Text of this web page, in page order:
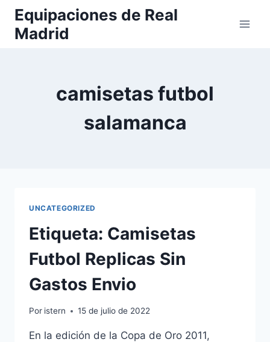
Saltar
contenido
Equipaciones de Real
Madrid
camisetas futbol
salamanca
UNCATEGORIZED
Etiqueta: Camisetas
Futbol Replicas Sin
Gastos Envio
Por istern 15 de julio de 2022
En la edición de la Copa de Oro 2011,